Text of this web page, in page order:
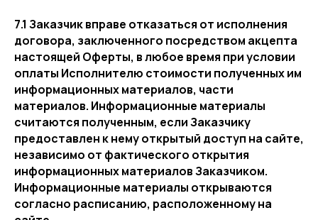
7.1 Заказчик вправе отказаться от исполнения
договора, заключенного посредством акцепта
настоящей Оферты, в любое время при условии
оплаты Исполнителю стоимости полученных им
информационных материалов, части
материалов. Информационные материалы
считаются полученным, если Заказчику
предоставлен к нему открытый доступ на сайте,
независимо от фактического открытия
информационных материалов Заказчиком.
Информационные материалы открываются
согласно расписанию, расположенному на